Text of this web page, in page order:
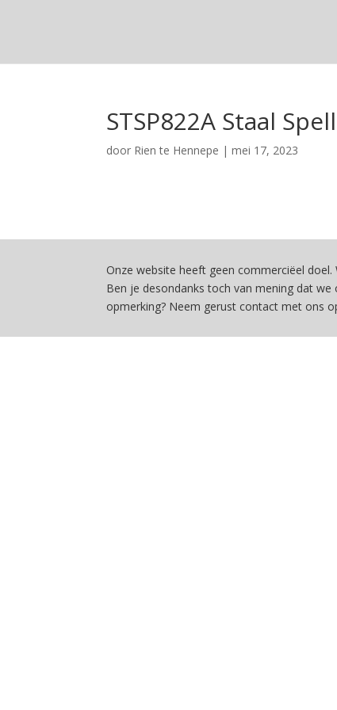
STSP822A Staal
door Rien te Hennepe |mei 17, 2023
Onze website heeft geen commerciëel
Ben je desondanks toch van mening dat
opmerking? Neem gerust contact met ons